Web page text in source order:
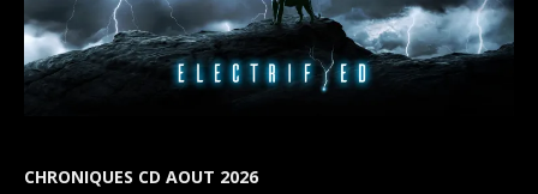
CHRONIQUES CD AOUT 2026